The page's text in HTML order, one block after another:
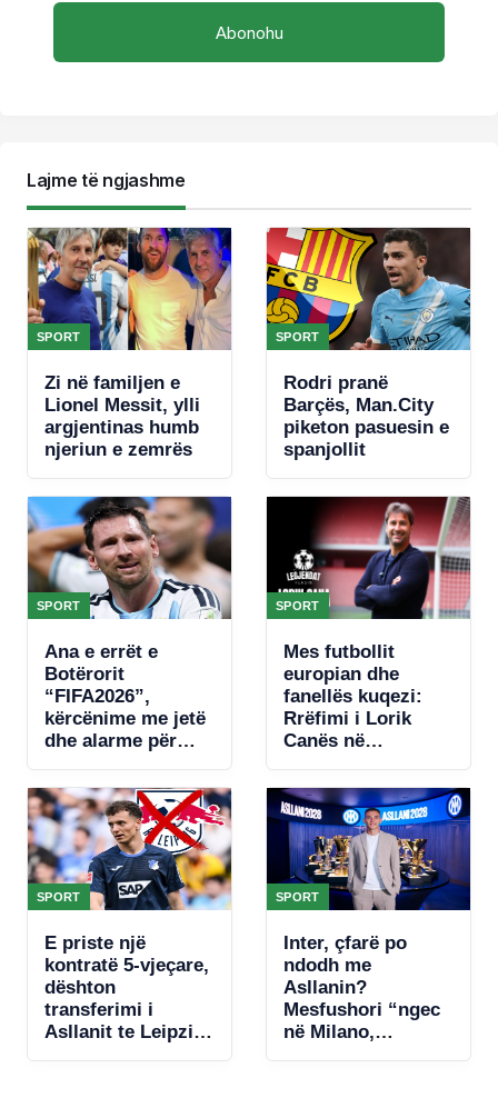
Lajme të ngjashme
SPORT
Zi në familjen e
Lionel Messit, ylli
argjentinas humb
njeriun e zemrës
SPORT
Rodri pranë
Barçës, Man.City
piketon pasuesin e
spanjollit
SPORT
Ana e errët e
Botërorit
“FIFA2026”,
kërcënime me jetë
dhe alarme për
plani për të vrarë
Leo Messin
SPORT
Mes futbollit
europian dhe
fanellës kuqezi:
Rrëfimi i Lorik
Canës në
SPORT
E priste një
kontratë 5-vjeçare,
dështon
transferimi i
Asllanit te Leipzig,
SPORT
Inter, çfarë po
ndodh me
Asllanin?
Mesfushori “ngec
në Milano,